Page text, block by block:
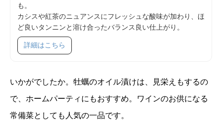
も。
カシスや紅茶のニュアンスにフレッシュな酸味が加わり、ほ
ど良いタンニンと溶け合ったバランス良い仕上がり。
詳細はこちら SKU 69001
いかがでしたか。牡蠣のオイル漬けは、見栄えもするの
で、ホームパーティにもおすすめ。ワインのお供になる
常備菜としても人気の一品です。